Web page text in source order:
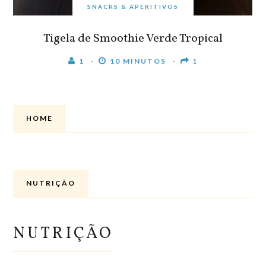
SNACKS & APERITIVOS
Tigela de Smoothie Verde Tropical
1 10 MINUTOS 1
HOME
NUTRIÇÃO
NUTRIÇÃO